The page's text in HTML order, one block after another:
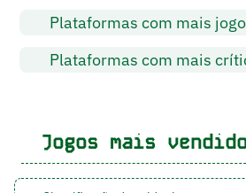
Plataformas com mais
Plataformas com mais
Jogos mais